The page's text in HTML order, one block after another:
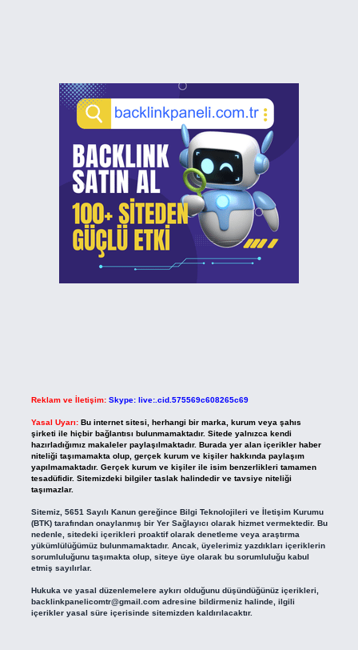
Reklam ve İletişim: Skype: live:.cid.575569c608265c69
Yasal Uyarı: Bu internet sitesi, herhangi bir marka, kurum veya şahıs
şirketi ile hiçbir bağlantısı bulunmamaktadır. Sitede yalnızca kendi
hazırladığımız makaleler paylaşılmaktadır. Burada yer alan içerikler haber
niteliği taşımamakta olup, gerçek kurum ve kişiler hakkında paylaşım
yapılmamaktadır. Gerçek kurum ve kişiler ile isim benzerlikleri tamamen
tesadüfidir. Sitemizdeki bilgiler taslak halindedir ve tavsiye niteliği
taşımazlar.
Sitemiz, 5651 Sayılı Kanun gereğince Bilgi Teknolojileri ve İletişim Kurumu
(BTK) tarafından onaylanmış bir Yer Sağlayıcı olarak hizmet vermektedir. Bu
nedenle, sitedeki içerikleri proaktif olarak denetleme veya araştırma
yükümlülüğümüz bulunmamaktadır. Ancak, üyelerimiz yazdıkları içeriklerin
sorumluluğunu taşımakta olup, siteye üye olarak bu sorumluluğu kabul
etmiş sayılırlar.
Hukuka ve yasal düzenlemelere aykırı olduğunu düşündüğünüz içerikleri,
backlinkpanelicomtr@gmail.comadresine bildirmeniz halinde, ilgili
içerikler yasal süre içerisinde sitemizden kaldırılacaktır.